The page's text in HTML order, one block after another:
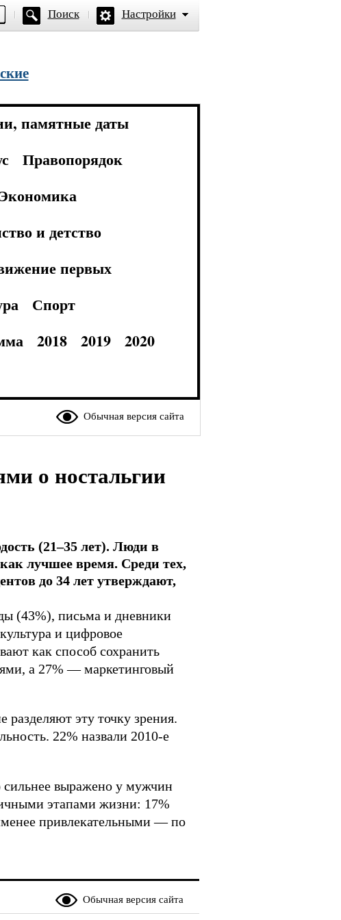
Поиск Настройки
памятные даты
Правопорядок
и детство
первых
Спорт
2018 2019
2020
Обычная версия сайта
о ностальгии
(21–35 лет). Люди в
лучшее время. Среди тех,
до 34 лет утверждают,
(43%), письма и дневники
и цифровое
как способ сохранить
а 27% — маркетинговый
эту точку зрения.
22% назвали 2010-е
выражено у мужчин
этапами жизни: 17%
привлекательными — по
Обычная версия сайта